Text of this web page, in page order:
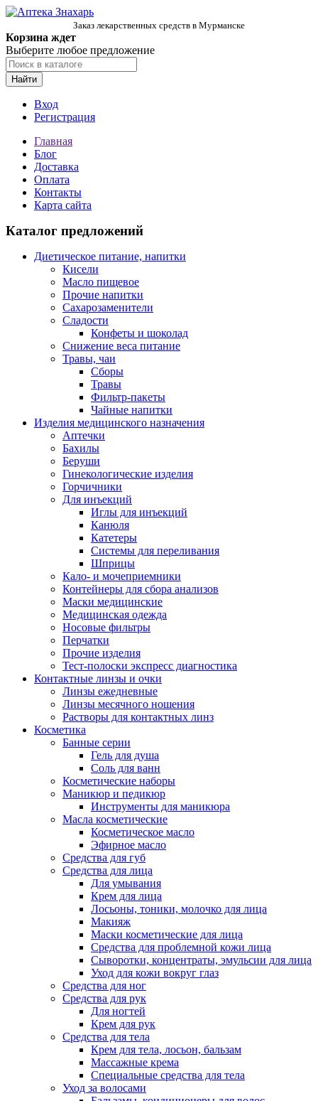
Заказ лекарственных средств в Мурманске
Корзина ждет
Выберите любое предложение
Найти
Вход
Регистрация
Главная
Блог
Доставка
Оплата
Контакты
Карта сайта
Каталог предложений
Диетическое питание, напитки
Кисели
Масло пищевое
Прочие напитки
Сахарозаменители
Сладости
Конфеты и шоколад
Снижение веса питание
Травы, чаи
Сборы
Травы
Фильтр-пакеты
Чайные напитки
Изделия медицинского назначения
Аптечки
Бахилы
Беруши
Гинекологические изделия
Горчичники
Для инъекций
Иглы для инъекций
Канюля
Катетеры
Системы для переливания
Шприцы
Кало- и мочеприемники
Контейнеры для сбора анализов
Маски медицинские
Медицинская одежда
Носовые фильтры
Перчатки
Прочие изделия
Тест-полоски экспресс диагностика
Контактные линзы и очки
Линзы ежедневные
Линзы месячного ношения
Растворы для контактных линз
Косметика
Банные серии
Гель для душа
Соль для ванн
Косметические наборы
Маникюр и педикюр
Инструменты для маникюра
Масла косметические
Косметическое масло
Эфирное масло
Средства для губ
Средства для лица
Для умывания
Крем для лица
Лосьоны, тоники, молочко для лица
Макияж
Маски косметические для лица
Средства для проблемной кожи лица
Сыворотки, концентраты, эмульсии для лица
Уход для кожи вокруг глаз
Средства для ног
Средства для рук
Для ногтей
Крем для рук
Средства для тела
Крем для тела, лосьон, бальзам
Массажные крема
Специальные средства для тела
Уход за волосами